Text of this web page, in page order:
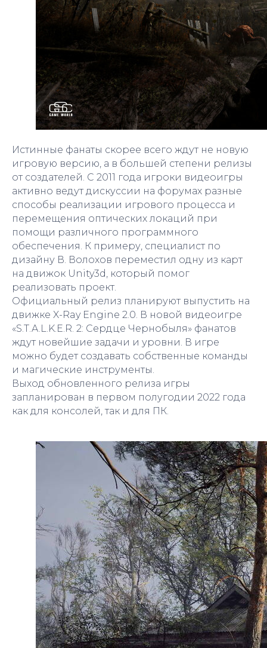
Истинные фанаты скорее всего ждут не новую
игровую версию, а в большей степени релизы
от создателей. С 2011 года игроки видеоигры
активно ведут дискуссии на форумах разные
способы реализации игрового процесса и
перемещения оптических локаций при
помощи различного программного
обеспечения. К примеру, специалист по
дизайну В. Волохов переместил одну из карт
на движок Unity3d, который помог
реализовать проект.
Официальный релиз планируют выпустить на
движке X-Ray Engine 2.0. В новой видеоигре
«S.T.A.L.K.E.R. 2: Сердце Чернобыля» фанатов
ждут новейшие задачи и уровни. В игре
можно будет создавать собственные команды
и магические инструменты.
Выход обновленного релиза игры
запланирован в первом полугодии 2022 года
как для консолей, так и для ПК.